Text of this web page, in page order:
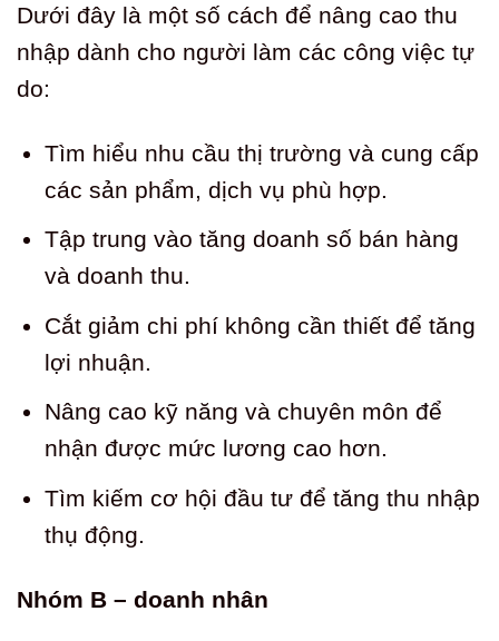
Dưới đây là một số cách để nâng cao thu
nhập dành cho người làm các công việc tự
do:
Tìm hiểu nhu cầu thị trường và cung cấp
các sản phẩm, dịch vụ phù hợp.
Tập trung vào tăng doanh số bán hàng
và doanh thu.
Cắt giảm chi phí không cần thiết để tăng
lợi nhuận.
Nâng cao kỹ năng và chuyên môn để
nhận được mức lương cao hơn.
Tìm kiếm cơ hội đầu tư để tăng thu nhập
thụ động.
Nhóm B – doanh nhân